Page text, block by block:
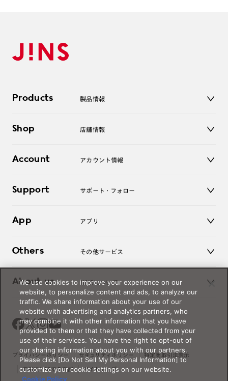
Products 製品情報
サングラス
コンタクトレンズ
アクセサリー
Shop 店舗情報
オンラインショップ
Account アカウント情報
ログアウト
Support サポート・フォロー
よくあるご質問
お問い合わせ
App アプリ
Others その他サービス
レンズ交換
オンラインギフト
価格案内
About us JINSについて
Magnify Life
会社概要
採用情報
法人のお客様
出店について
プライバシーポリシー セキュリティポリシー 特定商取引法表示
薬機法に関する表記 サイトマップ
We use cookies to improve your experience on our
website, to personalize content and ads, to analyze our
traffic. We share information about your use of our
website with advertising and analytics partners, who
may combine it with other information that you have
provided to them or that they have collected from your
use of their services. You have the right to opt-out of
our sharing information about you with our partners.
Please click [Do Not Sell My Personal Information] to
customize your cookie settings on our website.
Cookie Policy